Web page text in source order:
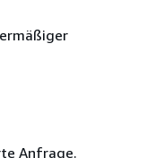
Anfrage.